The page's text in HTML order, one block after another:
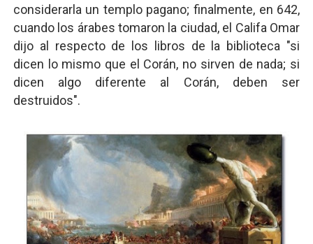
considerarla un templo pagano; finalmente, en 642,
cuando los árabes tomaron la ciudad, el Califa Omar
dijo al respecto de los libros de la biblioteca "si
dicen lo mismo que el Corán, no sirven de nada; si
dicen algo diferente al Corán, deben ser
destruidos".